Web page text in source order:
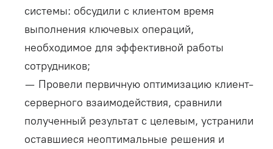
системы: обсудили с клиентом время
выполнения ключевых операций,
необходимое для эффективной работы
сотрудников;
— Провели первичную оптимизацию клиент-
серверного взаимодействия, сравнили
полученный результат с целевым, устранили
оставшиеся неоптимальные решения и